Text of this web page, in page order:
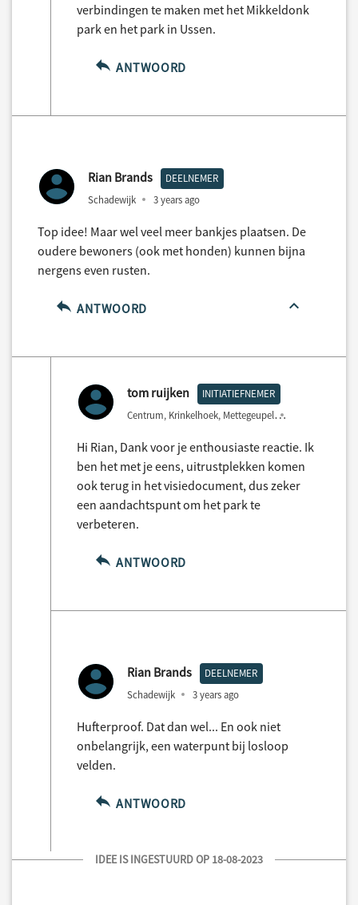
verbindingen te maken met het Mikkeldonk
park en het park in Ussen.
ANTWOORD
Rian Brands DEELNEMER
Schadewijk 3 years ago
Top idee! Maar wel veel meer bankjes plaatsen. De
oudere bewoners (ook met honden) kunnen bijna
nergens even rusten.
ANTWOORD
tom ruijken INITIATIEFNEMER
Centrum, Krinkelhoek, Mettegeupel
Hi Rian, Dank voor je enthousiaste reactie. Ik
ben het met je eens, uitrustplekken komen
ook terug in het visiedocument, dus zeker
een aandachtspunt om het park te
verbeteren.
ANTWOORD
Rian Brands DEELNEMER
Schadewijk 3 years ago
Hufterproof. Dat dan wel... En ook niet
onbelangrijk, een waterpunt bij losloop
velden.
ANTWOORD
IDEE IS INGESTUURD OP 18-08-2023